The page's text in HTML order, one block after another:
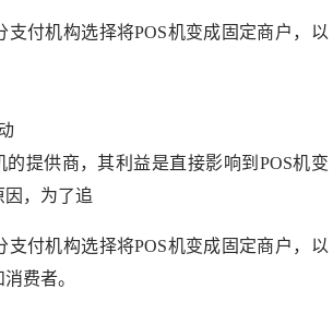
支付机构选择将POS机变成固定商户，以
的提供商，其利益是直接影响到POS机变
因，为了追
支付机构选择将POS机变成固定商户，以
费者。